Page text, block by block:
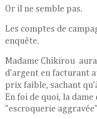
Or il ne semble pas.
Les comptes de
enquête.
Madame Chikirou
d'argent en facturant
prix faible, sachant
En foi de quoi, la dame
"escroquerie